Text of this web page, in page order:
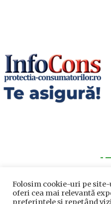
Utile
Folosim cookie-uri pe
oferi cea mai relevantă
preferințele și repetând